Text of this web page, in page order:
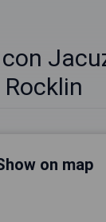
Rocklin
on map